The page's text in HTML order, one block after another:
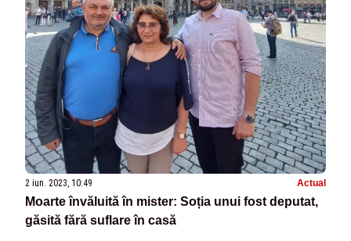
2 iun. 2023, 10:49 Actual
Moarte învăluită în mister: Soția unui fost deputat,
găsită fără suflare în casă